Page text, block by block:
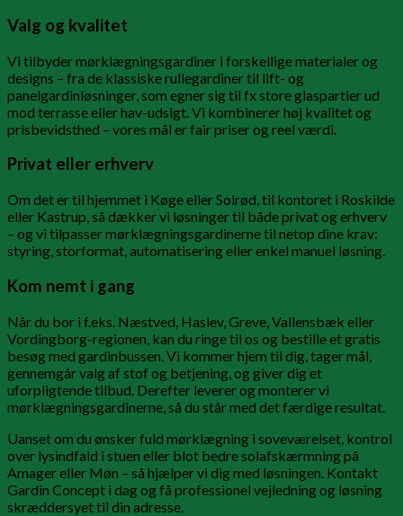
Valg og kvalitet
Vi tilbyder mørklægningsgardiner i forskellige materialer og
designs – fra de klassiske rullegardiner til lift- og
panelgardinløsninger, som egner sig til fx store glaspartier ud
mod terrasse eller hav-udsigt. Vi kombinerer høj kvalitet og
prisbevidsthed – vores mål er fair priser og reel værdi.
Privat eller erhverv
Om det er til hjemmet i Køge eller Solrød, til kontoret i Roskilde
eller Kastrup, så dækker vi løsninger til både privat og erhverv
– og vi tilpasser mørklægningsgardinerne til netop dine krav:
styring, storformat, automatisering eller enkel manuel løsning.
Kom nemt i gang
Når du bor i f.eks. Næstved, Haslev, Greve, Vallensbæk eller
Vordingborg-regionen, kan du ringe til os og bestille et gratis
besøg med gardinbussen. Vi kommer hjem til dig, tager mål,
gennemgår valg af stof og betjening, og giver dig et
uforpligtende tilbud. Derefter leverer og monterer vi
mørklægningsgardinerne, så du står med det færdige resultat.
Uanset om du ønsker fuld mørklægning i soveværelset, kontrol
over lysindfald i stuen eller blot bedre solafskærmning på
Amager eller Møn – så hjælper vi dig med løsningen. Kontakt
Gardin Concept i dag og få professionel vejledning og løsning
skræddersyet til din adresse.